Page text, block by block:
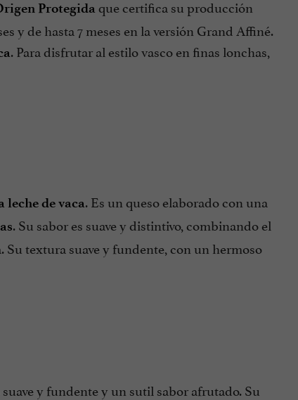
Protegida que certifica su producción
y de hasta 7 meses en la versión Grand Affiné.
. Para disfrutar al estilo vasco en finas lonchas,
leche de vaca. Es un queso elaborado con una
. Su sabor es suave y distintivo, combinando el
Su textura suave y fundente, con un hermoso
y fundente y un sutil sabor afrutado. Su